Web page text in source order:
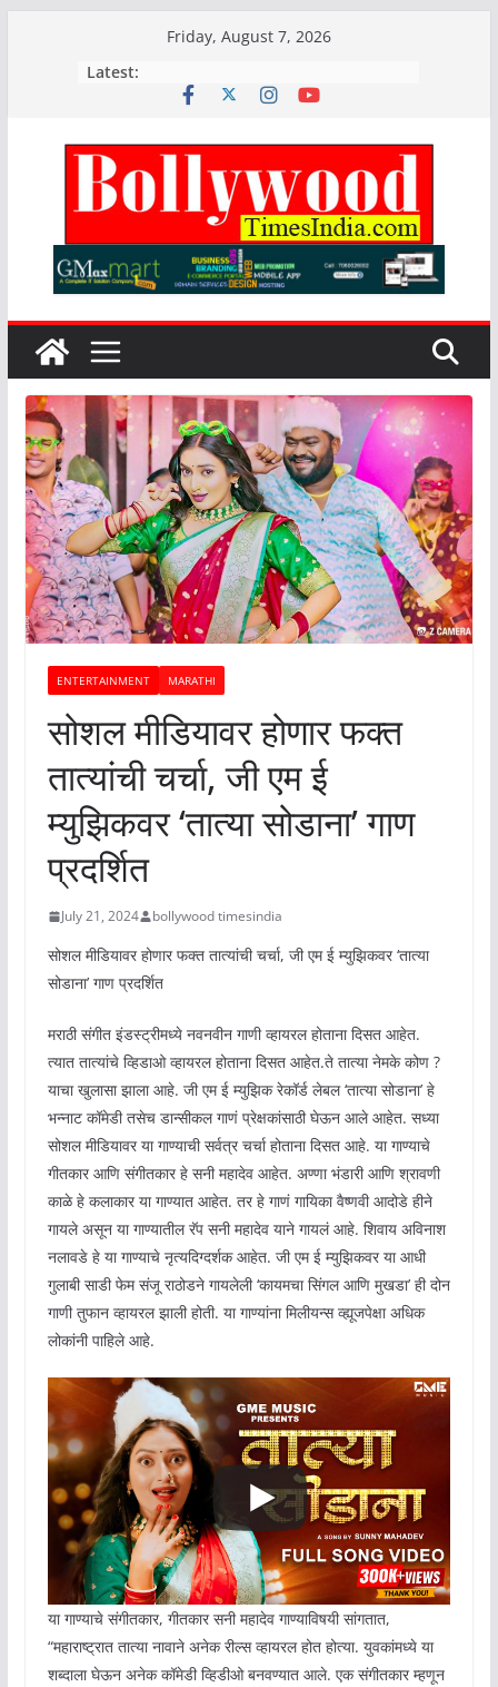
Friday, August 7, 2026
Latest:
ENTERTAINMENT MARATHI
सोशल मीडियावर होणार फक्त
तात्यांची चर्चा, जी एम ई
म्युझिकवर ‘तात्या सोडाना’ गाण
प्रदर्शित
July 21, 2024 bollywood timesindia
सोशल मीडियावर होणार फक्त तात्यांची चर्चा, जी एम ई म्युझिकवर ‘तात्या
सोडाना’ गाण प्रदर्शित
मराठी संगीत इंडस्ट्रीमध्ये नवनवीन गाणी व्हायरल होताना दिसत आहेत.
त्यात तात्यांचे व्हिडाओ व्हायरल होताना दिसत आहेत.ते तात्या नेमके कोण ?
याचा खुलासा झाला आहे. जी एम ई म्युझिक रेकॉर्ड लेबल ‘तात्या सोडाना’ हे
भन्नाट कॉमेडी तसेच डान्सीकल गाणं प्रेक्षकांसाठी घेऊन आले आहेत. सध्या
सोशल मीडियावर या गाण्याची सर्वत्र चर्चा होताना दिसत आहे. या गाण्याचे
गीतकार आणि संगीतकार हे सनी महादेव आहेत. अण्णा भंडारी आणि श्रावणी
काळे हे कलाकार या गाण्यात आहेत. तर हे गाणं गायिका वैष्णवी आदोडे हीने
गायले असून या गाण्यातील रॅप सनी महादेव याने गायलं आहे. शिवाय अविनाश
नलावडे हे या गाण्याचे नृत्यदिग्दर्शक आहेत. जी एम ई म्युझिकवर या आधी
गुलाबी साडी फेम संजू राठोडने गायलेली ‘कायमचा सिंगल आणि मुखडा’ ही दोन
गाणी तुफान व्हायरल झाली होती. या गाण्यांना मिलीयन्स व्ह्यूजपेक्षा अधिक
लोकांनी पाहिले आहे.
या गाण्याचे संगीतकार, गीतकार सनी महादेव गाण्याविषयी सांगतात,
“महाराष्ट्रात तात्या नावाने अनेक रील्स व्हायरल होत होत्या. युवकांमध्ये या
शब्दाला घेऊन अनेक कॉमेडी व्हिडीओ बनवण्यात आले. एक संगीतकार म्हणून